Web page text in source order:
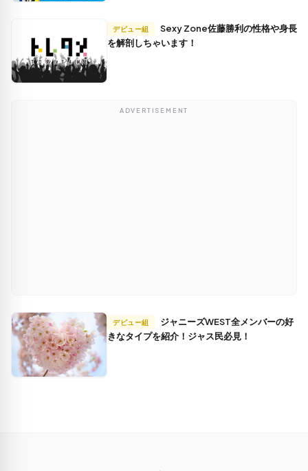
デビュー組
を解剖しちゃいます！
ADVERTISEMENT
デビュー組
きなタイプを紹介！ジャス民必見！